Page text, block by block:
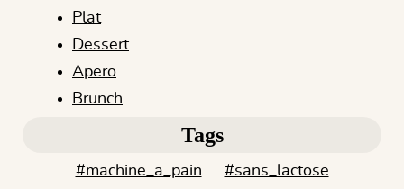
Plat
Dessert
Apero
Brunch
Tags
#machine_a_pain #sans_lactose